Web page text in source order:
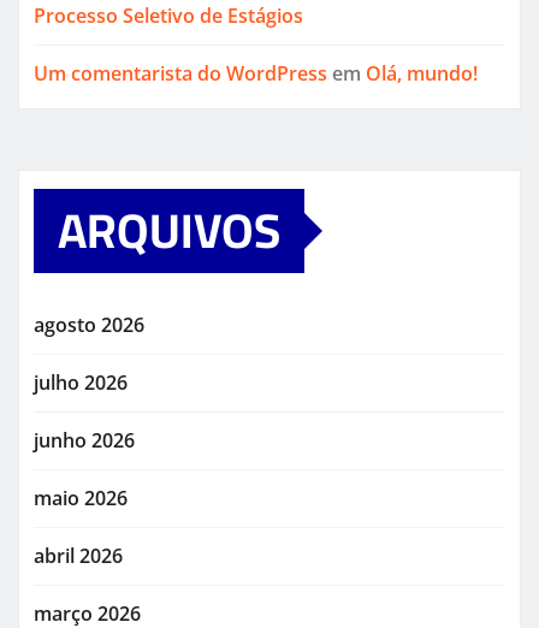
Processo Seletivo de Estágios
Um comentarista do WordPress em Olá, mundo!
ARQUIVOS
agosto 2026
julho 2026
junho 2026
maio 2026
abril 2026
março 2026